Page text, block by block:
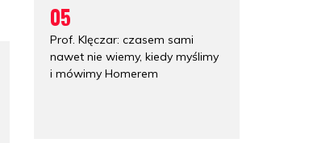
05
Prof. Klęczar: czasem sami
nawet nie wiemy, kiedy myślimy
i mówimy Homerem